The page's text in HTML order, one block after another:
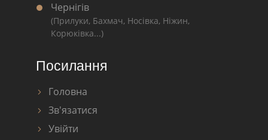
Чернігів
(Прилуки, Бахмач, Носівка, Ніжин,
Корюківка...)
Посилання
Головна
Зв'язатися
Увійти